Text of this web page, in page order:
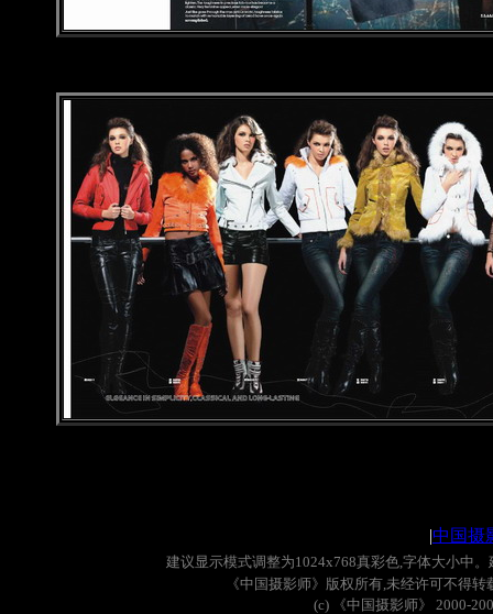
|中国摄
建议显示模式调整为1024x768真彩色,字体大小中。
《中国摄影师》版权所有,未经许可不得转
(c)
《中国摄影师》 2000-200